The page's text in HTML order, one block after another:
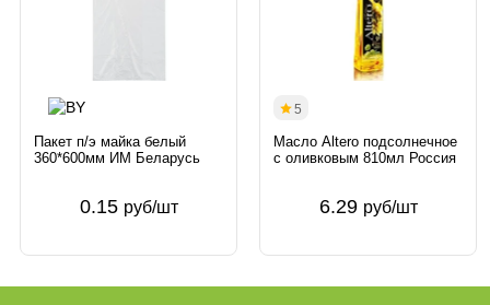
Пакет п/э майка белый
360*600мм ИМ Беларусь
0.15 руб/шт
5
Масло Altero подсолнечное
с оливковым 810мл Россия
6.29 руб/шт